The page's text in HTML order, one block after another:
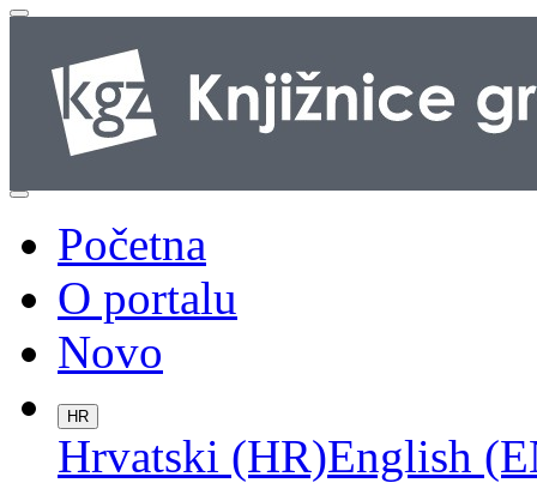
Početna
O portalu
Novo
HR
Hrvatski (HR)English